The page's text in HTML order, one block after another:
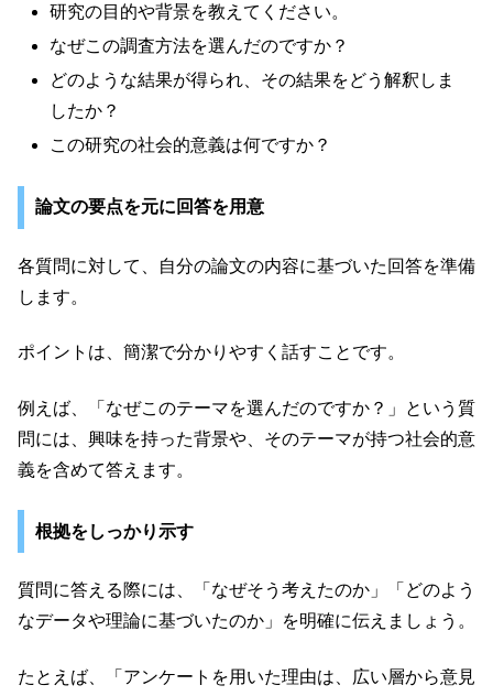
研究の目的や背景を教えてください。
なぜこの調査方法を選んだのですか？
どのような結果が得られ、その結果をどう解釈しま
したか？
この研究の社会的意義は何ですか？
論文の要点を元に回答を用意
各質問に対して、自分の論文の内容に基づいた回答を準備
します。
ポイントは、簡潔で分かりやすく話すことです。
例えば、「なぜこのテーマを選んだのですか？」という質
問には、興味を持った背景や、そのテーマが持つ社会的意
義を含めて答えます。
根拠をしっかり示す
質問に答える際には、「なぜそう考えたのか」「どのよう
なデータや理論に基づいたのか」を明確に伝えましょう。
たとえば、「アンケートを用いた理由は、広い層から意見